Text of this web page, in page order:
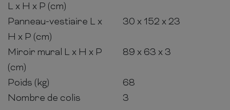
L x H x P (cm)
Panneau-vestiaire L x
H x P (cm)
30 x 152 x 23
Miroir mural L x H x P
(cm)
89 x 63 x 3
Poids (kg)
68
Nombre de colis
3